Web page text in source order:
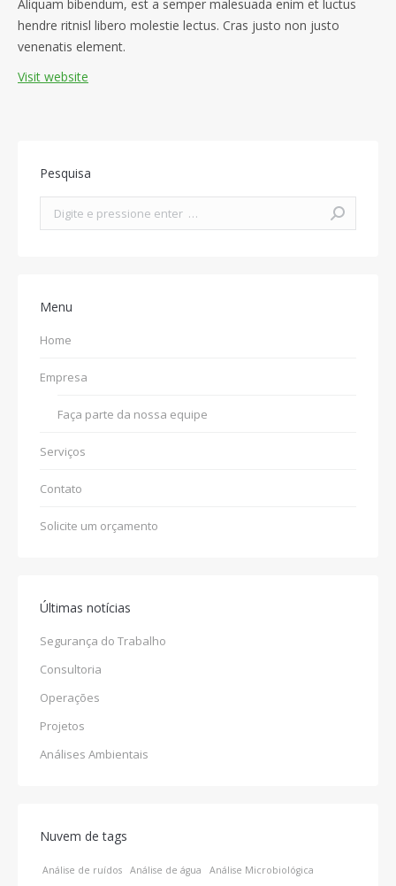
Aliquam bibendum, est a semper malesuada enim et luctus
hendre ritnisl libero molestie lectus. Cras justo non justo
venenatis element.
Visit website
Pesquisa
Menu
Home
Empresa
Faça parte da nossa equipe
Serviços
Contato
Solicite um orçamento
Últimas notícias
Segurança do Trabalho
Consultoria
Operações
Projetos
Análises Ambientais
Nuvem de tags
Análise de ruídos Análise de água
Análise Microbiológica